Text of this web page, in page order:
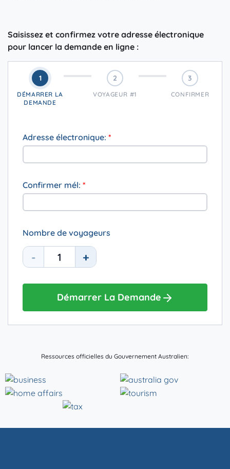
Saisissez et confirmez votre adresse électronique
pour lancer la demande en ligne :
1
DÉMARRER LA
DEMANDE
2
VOYAGEUR #1
3
CONFIRMER
Adresse électronique: *
Confirmer mél: *
Nombre de voyageurs
- +
Démarrer La Demande
Ressources officielles du Gouvernement Australien: